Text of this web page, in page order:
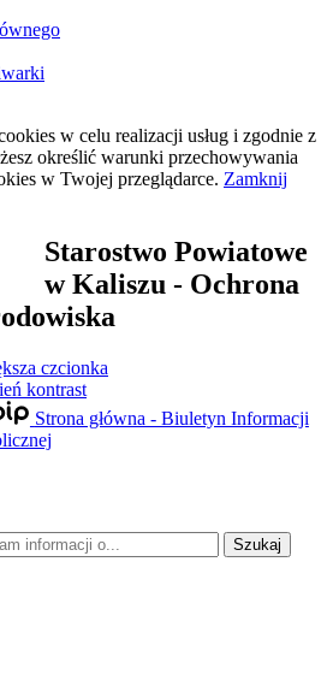
w celu realizacji usług i zgodnie z
określić warunki przechowywania
w Twojej przeglądarce. Zamknij
Starostwo Powiatowe
w Kaliszu - Ochrona
czcionka
kontrast
Strona główna - Biuletyn Informacji
Szukaj